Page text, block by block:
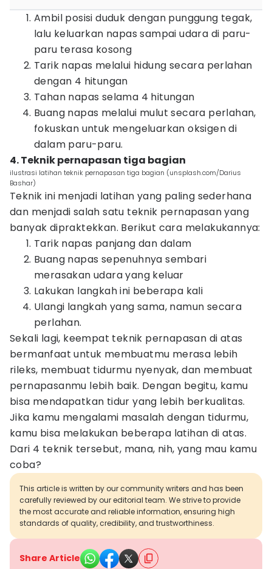
Ambil posisi duduk dengan punggung tegak,
lalu keluarkan napas sampai udara di paru-
paru terasa kosong
Tarik napas melalui hidung secara perlahan
dengan 4 hitungan
Tahan napas selama 4 hitungan
Buang napas melalui mulut secara perlahan,
fokuskan untuk mengeluarkan oksigen di
dalam paru-paru.
4. Teknik pernapasan tiga bagian
ilustrasi latihan teknik pernapasan tiga bagian (unsplash.com/Darius
Bashar)
Teknik ini menjadi latihan yang paling sederhana
dan menjadi salah satu teknik pernapasan yang
banyak dipraktekkan. Berikut cara melakukannya:
Tarik napas panjang dan dalam
Buang napas sepenuhnya sembari
merasakan udara yang keluar
Lakukan langkah ini beberapa kali
Ulangi langkah yang sama, namun secara
perlahan.
Sekali lagi, keempat teknik pernapasan di atas
bermanfaat untuk membuatmu merasa lebih
rileks, membuat tidurmu nyenyak, dan membuat
pernapasanmu lebih baik. Dengan begitu, kamu
bisa mendapatkan tidur yang lebih berkualitas.
Jika kamu mengalami masalah dengan tidurmu,
kamu bisa melakukan beberapa latihan di atas.
Dari 4 teknik tersebut, mana, nih, yang mau kamu
coba?
This article is written by our community writers and has been
carefully reviewed by our editorial team. We strive to provide
the most accurate and reliable information, ensuring high
standards of quality, credibility, and trustworthiness.
Share Article